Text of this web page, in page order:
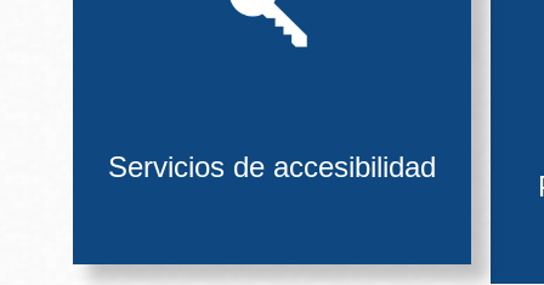
Servicios de accesibilidad